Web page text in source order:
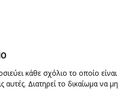
κάθε σχόλιο το οποίο
αυτές. Διατηρεί το δικαίωμα να